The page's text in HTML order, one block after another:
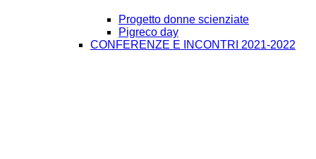
Progetto donne scienziate
Pigreco day
CONFERENZE E INCONTRI 2021-2022